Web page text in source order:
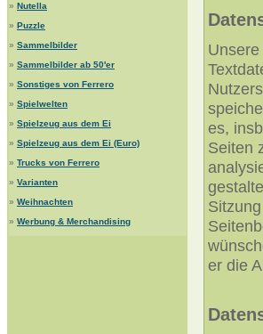
» Nutella
» Puzzle
» Sammelbilder
» Sammelbilder ab 50'er
» Sonstiges von Ferrero
» Spielwelten
» Spielzeug aus dem Ei
» Spielzeug aus dem Ei (Euro)
» Trucks von Ferrero
» Varianten
» Weihnachten
» Werbung & Merchandising
es,
Seiten
er die